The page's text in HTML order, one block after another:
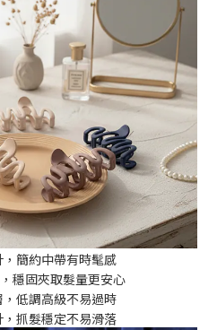
簡約中帶有時髦感
穩固夾取髮量更安心
低調高級不易過時
抓髮穩定不易滑落